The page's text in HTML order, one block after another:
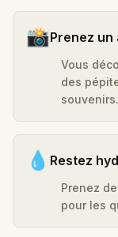
📸Prenez
Vous
des
souvenirs.
💧 Restez
Prenez
pour les